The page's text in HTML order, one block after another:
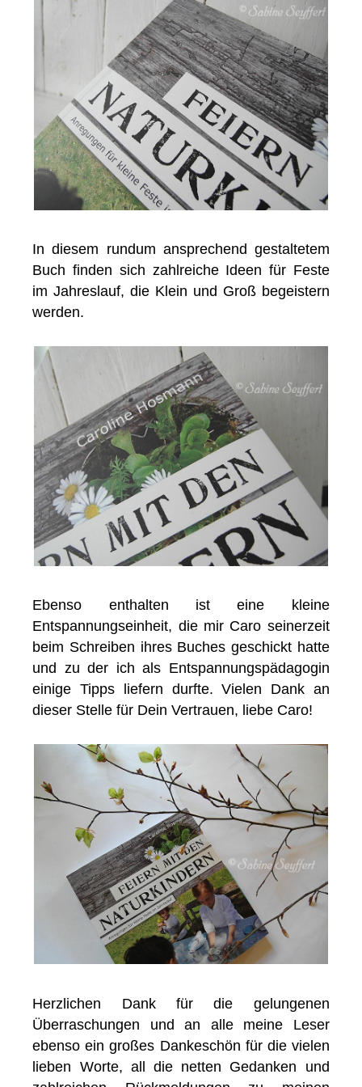
In diesem rundum ansprechend gestaltetem
Buch finden sich zahlreiche Ideen für Feste
im Jahreslauf, die Klein und Groß begeistern
werden.
Ebenso enthalten ist eine kleine
Entspannungseinheit, die mir Caro seinerzeit
beim Schreiben ihres Buches geschickt hatte
und zu der ich als Entspannungspädagogin
einige Tipps liefern durfte. Vielen Dank an
dieser Stelle für Dein Vertrauen, liebe Caro!
Herzlichen Dank für die gelungenen
Überraschungen und an alle meine Leser
ebenso ein großes Dankeschön für die vielen
lieben Worte, all die netten Gedanken und